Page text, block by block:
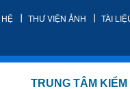
THƯ VIỆN ẢNH TÀI
TÂM KIỂM SOÁT